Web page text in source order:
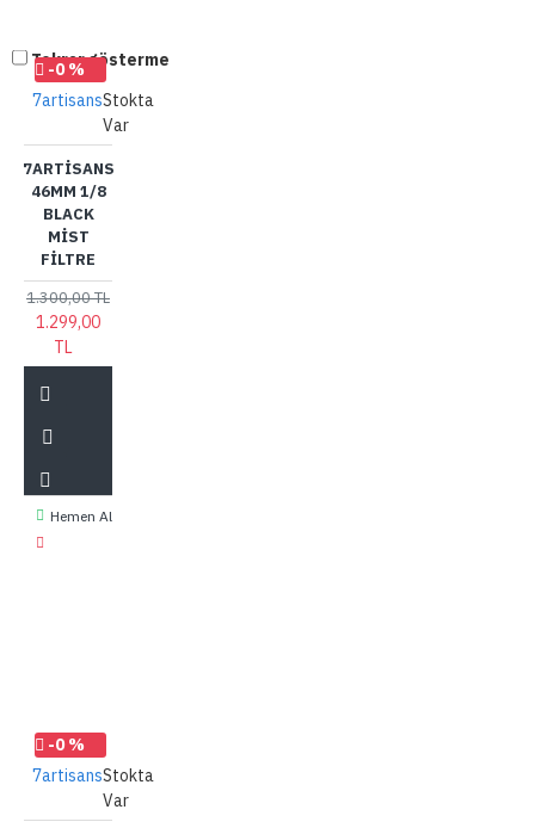
Tekrar gösterme
-0 %
7artisansStokta
Var
7ARTISANS
46MM 1/8
BLACK
MIST
FILTRE
1.300,00 TL
1.299,00
TL
Hemen Al
-0 %
7artisansStokta
Var